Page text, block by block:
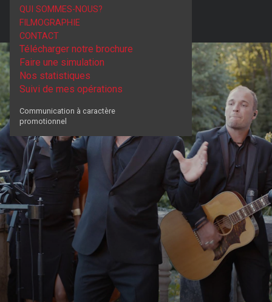
Télécharger notre brochure
Faire une simulation
Nos statistiques
Suivi de mes opérations
Communication à caractère
promotionnel
QUI SOMMES-NOUS?
FILMOGRAPHIE
CONTACT